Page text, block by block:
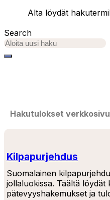
Alta löydät
Search
Hakutulokset
Kilpapurjehdus
Suomalainen
jollaluokissa. Täältä löydät
pätevyyshakemukset ja